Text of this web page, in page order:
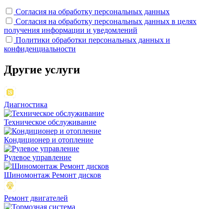
Согласия на обработку персональных данных
Согласия на обработку персональных данных в целях
получения информации и уведомлений
Политики обработки персональных данных и
конфиденциальности
Другие услуги
Диагностика
Техническое обслуживание
Кондиционер и отопление
Рулевое управление
Шиномонтаж Ремонт дисков
Ремонт двигателей